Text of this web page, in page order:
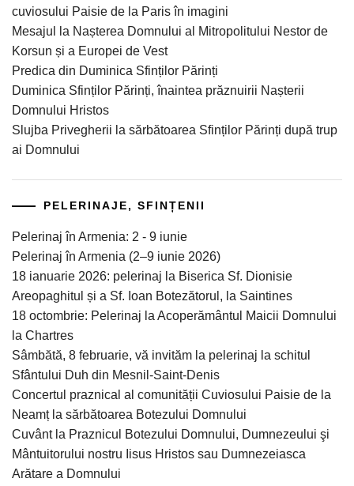
cuviosului Paisie de la Paris în imagini
Mesajul la Nașterea Domnului al Mitropolitului Nestor de
Korsun și a Europei de Vest
Predica din Duminica Sfinților Părinți
Duminica Sfinților Părinți, înaintea prăznuirii Nașterii
Domnului Hristos
Slujba Privegherii la sărbătoarea Sfinților Părinți după trup
ai Domnului
PELERINAJE, SFINȚENII
Pelerinaj în Armenia: 2 - 9 iunie
Pelerinaj în Armenia (2–9 iunie 2026)
18 ianuarie 2026: pelerinaj la Biserica Sf. Dionisie
Areopaghitul și a Sf. Ioan Botezătorul, la Saintines
18 octombrie: Pelerinaj la Acoperământul Maicii Domnului
la Chartres
Sâmbătă, 8 februarie, vă invităm la pelerinaj la schitul
Sfântului Duh din Mesnil-Saint-Denis
Concertul praznical al comunității Cuviosului Paisie de la
Neamț la sărbătoarea Botezului Domnului
Cuvânt la Praznicul Botezului Domnului, Dumnezeului şi
Mântuitorului nostru Iisus Hristos sau Dumnezeiasca
Arătare a Domnului